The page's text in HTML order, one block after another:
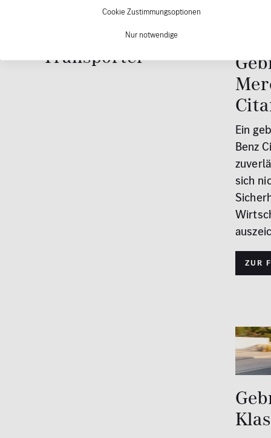
Gebrauchte
Mercedes-Benz
Transporter
Ein
Benz
sich
Zur
Cookie Zustimmungsoptionen
Nur notwendige